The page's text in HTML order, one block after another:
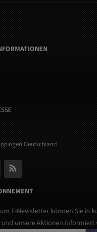
Deutschland
E-Newsletter können Sie in
unsere Aktionen informiert